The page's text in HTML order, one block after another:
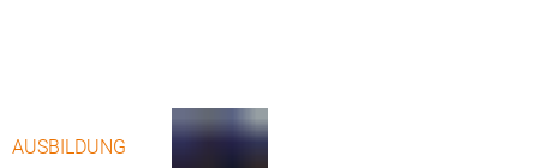
AUSBILDUNG